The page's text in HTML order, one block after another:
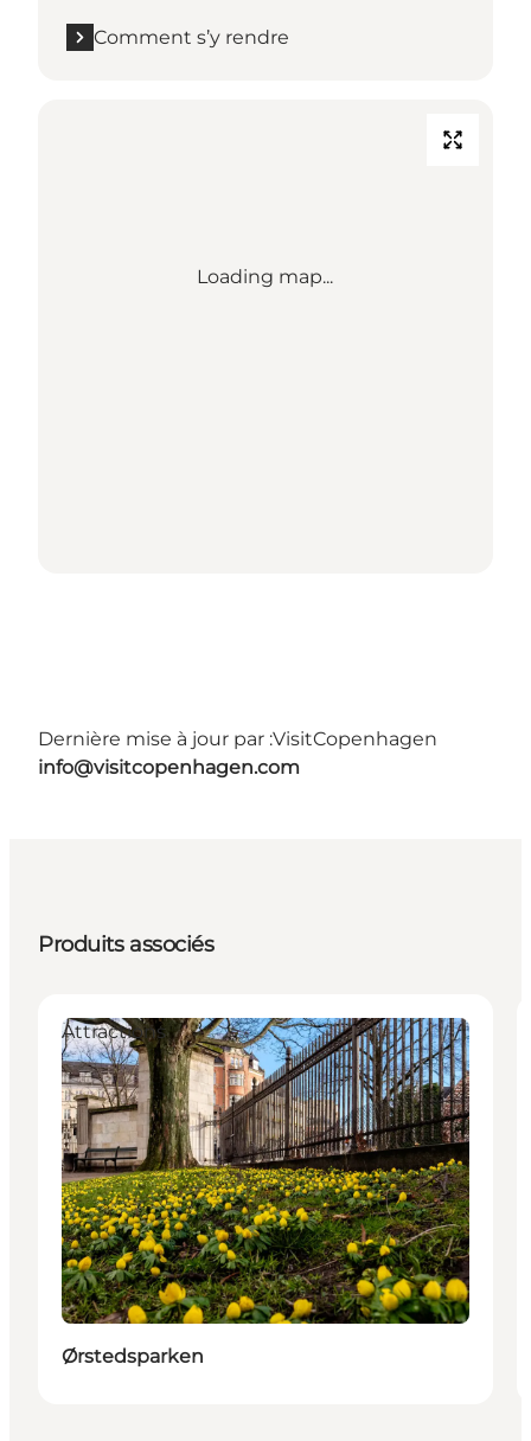
Comment s’y rendre
Loading map...
Dernière mise à jour par :VisitCopenhagen
info@visitcopenhagen.com
Produits associés
Attractions
Ørstedsparken